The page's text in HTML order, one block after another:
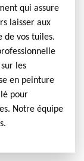
qui assure
laisser aux
de vos tuiles.
les
en peinture
pour
Notre équipe